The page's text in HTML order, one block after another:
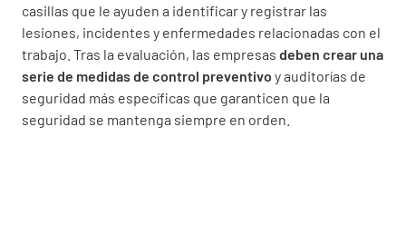
casillas que le ayuden a identificar y registrar las
lesiones, incidentes y enfermedades relacionadas con el
trabajo. Tras la evaluación, las empresas deben crear una
serie de medidas de control preventivo y auditorías de
seguridad más específicas que garanticen que la
seguridad se mantenga siempre en orden.